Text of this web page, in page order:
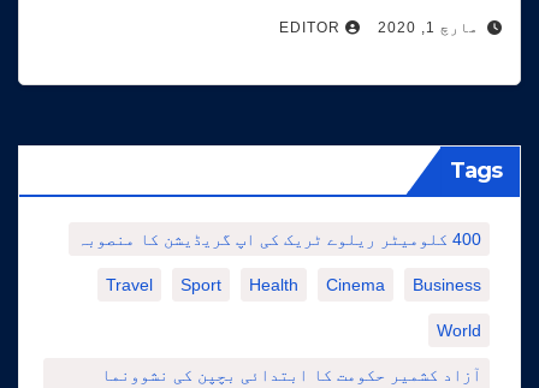
مارچ 1, 2020 EDITOR
Tags
400 کلومیٹر ریلوے ٹریک کی اپ گریڈیشن کا منصوبہ
Business
Cinema
Health
Sport
Travel
World
آزاد کشمیر حکومت کا ابتدائی بچپن کی نشوونما